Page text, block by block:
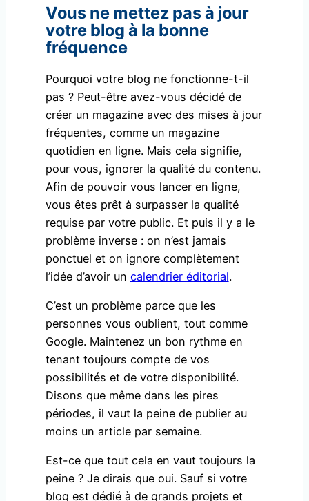
Vous ne mettez pas à jour
votre blog à la bonne
fréquence
Pourquoi votre blog ne fonctionne-t-il
pas ? Peut-être avez-vous décidé de
créer un magazine avec des mises à jour
fréquentes, comme un magazine
quotidien en ligne. Mais cela signifie,
pour vous, ignorer la qualité du contenu.
Afin de pouvoir vous lancer en ligne,
vous êtes prêt à surpasser la qualité
requise par votre public. Et puis il y a le
problème inverse : on n’est jamais
ponctuel et on ignore complètement
l’idée d’avoir un calendrier éditorial.
C’est un problème parce que les
personnes vous oublient, tout comme
Google. Maintenez un bon rythme en
tenant toujours compte de vos
possibilités et de votre disponibilité.
Disons que même dans les pires
périodes, il vaut la peine de publier au
moins un article par semaine.
Est-ce que tout cela en vaut toujours la
peine ? Je dirais que oui. Sauf si votre
blog est dédié à de grands projets et